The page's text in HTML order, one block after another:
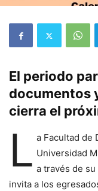
El periodo
documentos
cierra el
L a Facultad de
Universidad
a través de
invita a los